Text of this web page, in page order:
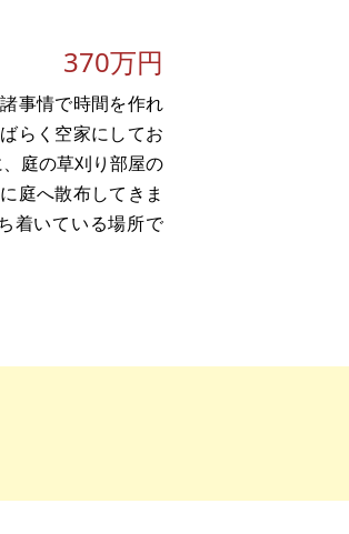
370万円
事情で時間を作れ
らく空家にしてお
庭の草刈り部屋の
庭へ散布してきま
着いている場所で